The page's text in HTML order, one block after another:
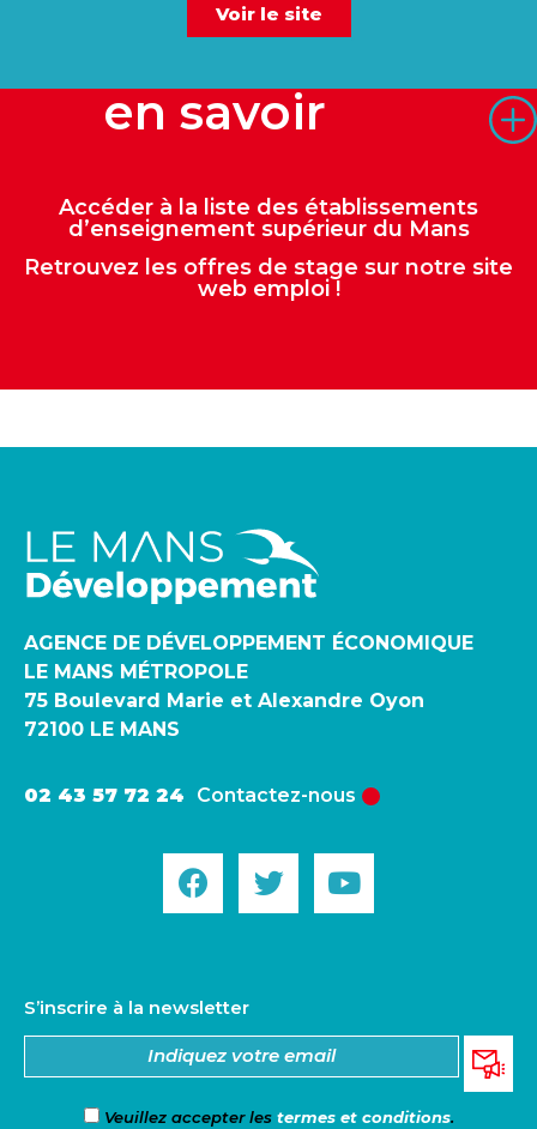
Voir le site
en savoir
Accéder à la liste des établissements
d’enseignement supérieur du Mans
Retrouvez les offres de stage sur notre site
web emploi!
AGENCE DE DÉVELOPPEMENT ÉCONOMIQUE
LE MANS MÉTROPOLE
75 Boulevard Marie et Alexandre Oyon
72100 LE MANS
02 43 57 72 24 Contactez-nous
S’inscrire à la newsletter
Veuillez accepter les termes et conditions.